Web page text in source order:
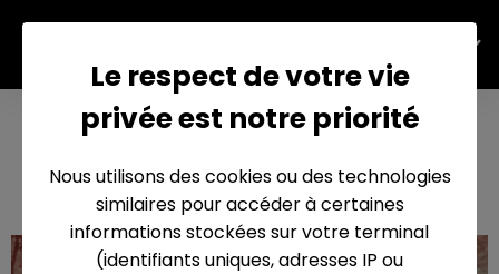
LES FEMMES ET
L'ASSASSIN
Le respect de votre vie
privée est notre priorité
Nous utilisons des cookies ou des technologies
similaires pour accéder à certaines
informations stockées sur votre terminal
(identifiants uniques, adresses IP ou